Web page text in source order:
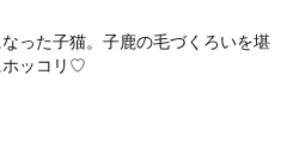
った子猫。子鹿の毛づくろいを堪
ホッコリ♡